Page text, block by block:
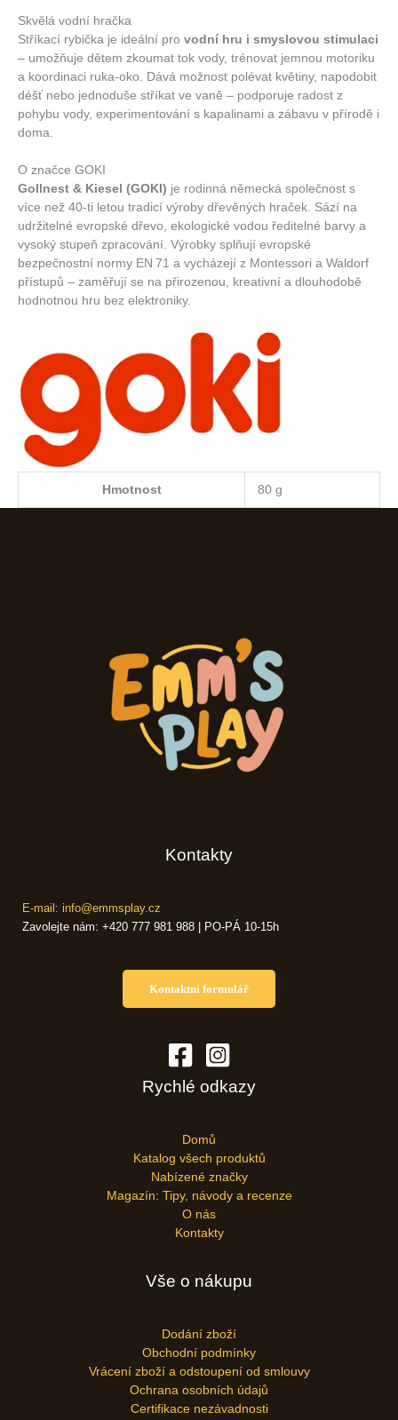
Skvělá vodní hračka
Stříkací rybička je ideální pro vodní hru i smyslovou stimulaci
– umožňuje dětem zkoumat tok vody, trénovat jemnou motoriku
a koordinaci ruka‑oko. Dává možnost polévat květiny, napodobit
déšť nebo jednoduše stříkat ve vaně – podporuje radost z
pohybu vody, experimentování s kapalinami a zábavu v přírodě i
doma.
O značce GOKI
Gollnest & Kiesel (GOKI) je rodinná německá společnost s
více než 40-ti letou tradicí výroby dřevěných hraček. Sází na
udržitelné evropské dřevo, ekologické vodou ředitelné barvy a
vysoký stupeň zpracování. Výrobky splňují evropské
bezpečnostní normy EN 71 a vycházejí z Montessori a Waldorf
přístupů – zaměřují se na přirozenou, kreativní a dlouhodobě
hodnotnou hru bez elektroniky.
Hmotnost 80 g
Kontakty
E-mail: info@emmsplay.cz
Zavolejte nám: +420 777 981 988 | PO-PÁ 10-15h
Kontaktní formulář
Rychlé odkazy
Domů
Katalog všech produktů
Nabízené značky
Magazín: Tipy, návody a recenze
O nás
Kontakty
Vše o nákupu
Dodání zboží
Obchodní podmínky
Vrácení zboží a odstoupení od smlouvy
Ochrana osobních údajů
Certifikace nezávadnosti